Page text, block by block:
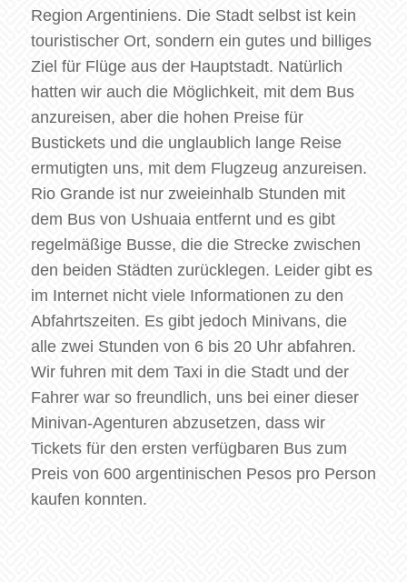
Region Argentiniens. Die Stadt selbst ist kein
touristischer Ort, sondern ein gutes und billiges
Ziel für Flüge aus der Hauptstadt. Natürlich
hatten wir auch die Möglichkeit, mit dem Bus
anzureisen, aber die hohen Preise für
Bustickets und die unglaublich lange Reise
ermutigten uns, mit dem Flugzeug anzureisen.
Rio Grande ist nur zweieinhalb Stunden mit
dem Bus von Ushuaia entfernt und es gibt
regelmäßige Busse, die die Strecke zwischen
den beiden Städten zurücklegen. Leider gibt es
im Internet nicht viele Informationen zu den
Abfahrtszeiten. Es gibt jedoch Minivans, die
alle zwei Stunden von 6 bis 20 Uhr abfahren.
Wir fuhren mit dem Taxi in die Stadt und der
Fahrer war so freundlich, uns bei einer dieser
Minivan-Agenturen abzusetzen, dass wir
Tickets für den ersten verfügbaren Bus zum
Preis von 600 argentinischen Pesos pro Person
kaufen konnten.